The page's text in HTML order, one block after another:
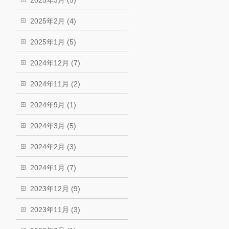
2025年2月 (4)
2025年1月 (5)
2024年12月 (7)
2024年11月 (2)
2024年9月 (1)
2024年3月 (5)
2024年2月 (3)
2024年1月 (7)
2023年12月 (9)
2023年11月 (3)